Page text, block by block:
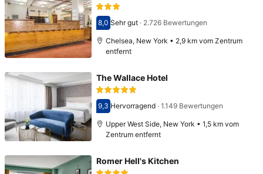
Bewertet mit 8,0
8,0 Sehr gut· 2.726 Bewertungen
Chelsea, New York • 2,9 km vom Zentrum
entfernt
The Wallace Hotel
Bewertet mit 9,3
9,3 Hervorragend· 1.149 Bewertungen
Upper West Side, New York • 1,5 km vom
Zentrum entfernt
Romer Hell's Kitchen